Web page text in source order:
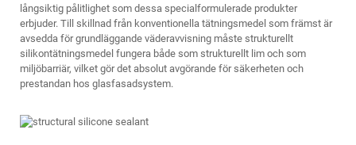
långsiktig pålitlighet som dessa specialformulerade produkter
erbjuder. Till skillnad från konventionella tätningsmedel som främst är
avsedda för grundläggande väderavvisning måste strukturellt
silikontätningsmedel fungera både som strukturellt lim och som
miljöbarriär, vilket gör det absolut avgörande för säkerheten och
prestandan hos glasfasadsystem.